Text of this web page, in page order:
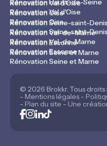
Rénovation Hauts-de-Seine
Rénovation Val d'Oise
Rénovation Val d'Oise
Rénovation Oise
Rénovation Oise
Rénovation Seine-saint-Denis
Rénovation Seine-saint-Denis
Rénovation Val-de-Marne
Rénovation Val-de-Marne
Rénovation Essonne
Rénovation Essonne
Rénovation Seine et Marne
Rénovation Seine et Marne
© 2026 Brokkr. Tous droits
- Mentions légales -
- Plan du site - Une